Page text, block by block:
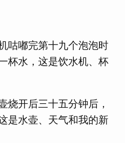
咕嘟完第十九个泡泡时
杯水，这是饮水机、杯
烧开后三十五分钟后，
是水壶、天气和我的新